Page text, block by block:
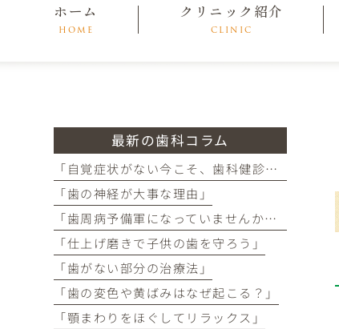
ホーム
HOME
クリニック紹介
CLINIC
最新の歯科コラム
「自覚症状がない今こそ、歯科健診を!」
「歯の神経が大事な理由」
「歯周病予備軍になっていませんか？」
「仕上げ磨きで子供の歯を守ろう」
「歯がない部分の治療法」
「歯の変色や黄ばみはなぜ起こる？」
「顎まわりをほぐしてリラックス」